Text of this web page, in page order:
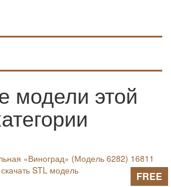
модели этой
FREE